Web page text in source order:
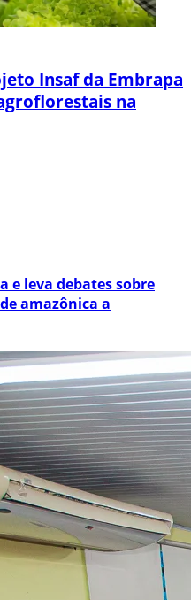
Insaf da Embrapa
na
e leva debates sobre
amazônica a